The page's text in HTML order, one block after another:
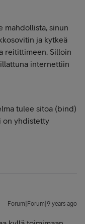
mahdollista, sinun
ja kytkeä
reitittimeen. Silloin
internettiin
tulee sitoa (bind)
on yhdistetty
Forum|Forum|9 years ago